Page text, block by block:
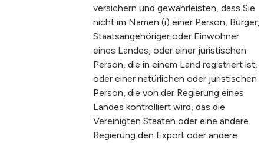
versichern und gewährleisten, dass Sie
nicht im Namen (i) einer Person, Bürger,
Staatsangehöriger oder Einwohner
eines Landes, oder einer juristischen
Person, die in einem Land registriert ist,
oder einer natürlichen oder juristischen
Person, die von der Regierung eines
Landes kontrolliert wird, das die
Vereinigten Staaten oder eine andere
Regierung den Export oder andere